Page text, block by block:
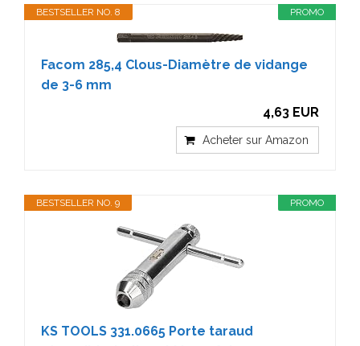
PROMO
BESTSELLER NO. 8
Facom 285,4 Clous-Diamètre de vidange
de 3-6 mm
4,63 EUR
Acheter sur Amazon
PROMO
BESTSELLER NO. 9
KS TOOLS 331.0665 Porte taraud